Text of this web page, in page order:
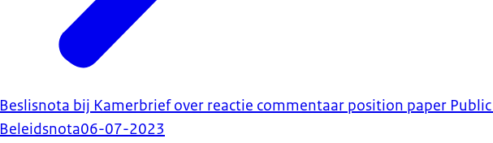
Beslisnota bij Kamerbrief over reactie commentaar position paper Public
Beleidsnota06-07-2023